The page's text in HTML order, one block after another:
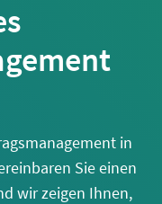
in
Sie einen
wir zeigen Ihnen,